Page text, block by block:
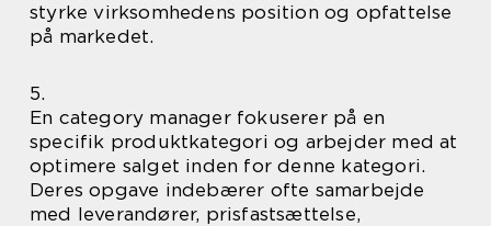
styrke virksomhedens position og opfattelse
på markedet.
5.
En category manager fokuserer på en
specifik produktkategori og arbejder med at
optimere salget inden for denne kategori.
Deres opgave indebærer ofte samarbejde
med leverandører, prisfastsættelse,